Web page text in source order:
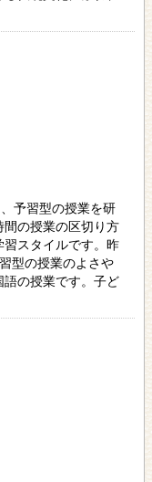
予習型の授業を研
の授業の区切り方
スタイルです。昨
型の授業のよさや
の授業です。子ど